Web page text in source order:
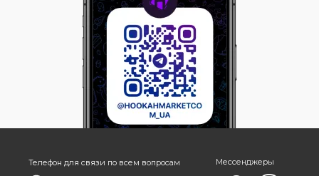
Телефон для связи по всем вопросам Мессенджеры